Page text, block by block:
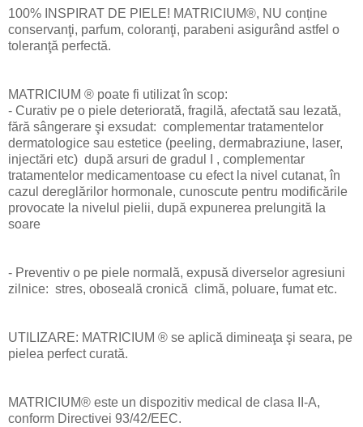
100% INSPIRAT DE PIELE! MATRICIUM®, NU conține
conservanţi, parfum, coloranţi, parabeni asigurând astfel o
toleranţă perfectă.
MATRICIUM ® poate fi utilizat în scop:
- Curativ pe o piele deteriorată, fragilă, afectată sau lezată,
fără sângerare şi exsudat: complementar tratamentelor
dermatologice sau estetice (peeling, dermabraziune, laser,
injectări etc) după arsuri de gradul I , complementar
tratamentelor medicamentoase cu efect la nivel cutanat, în
cazul dereglărilor hormonale, cunoscute pentru modificările
provocate la nivelul pielii, după expunerea prelungită la
soare
- Preventiv o pe piele normală, expusă diverselor agresiuni
zilnice: stres, oboseală cronică climă, poluare, fumat etc.
UTILIZARE: MATRICIUM ® se aplică dimineaţa şi seara, pe
pielea perfect curată.
MATRICIUM® este un dispozitiv medical de clasa II-A,
conform Directivei 93/42/EEC.